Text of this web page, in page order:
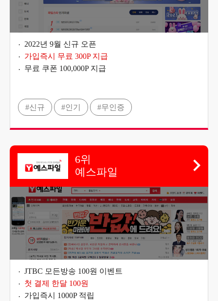
2022년 9월 신규 오픈
가입즉시 무료 300P 지급
무료 쿠폰 100,000P 지급
#신규 #인기 #무인증
6위
예스파일
JTBC 모든방송 100원 이벤트
첫 결제 한달 100원
가입즉시 1000P 적립